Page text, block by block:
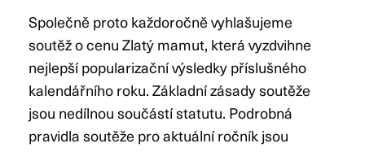
Společně proto každoročně vyhlašujeme
soutěž o cenu Zlatý mamut, která vyzdvihne
nejlepší popularizační výsledky příslušného
kalendářního roku. Základní zásady soutěže
jsou nedílnou součástí statutu. Podrobná
pravidla soutěže pro aktuální ročník jsou